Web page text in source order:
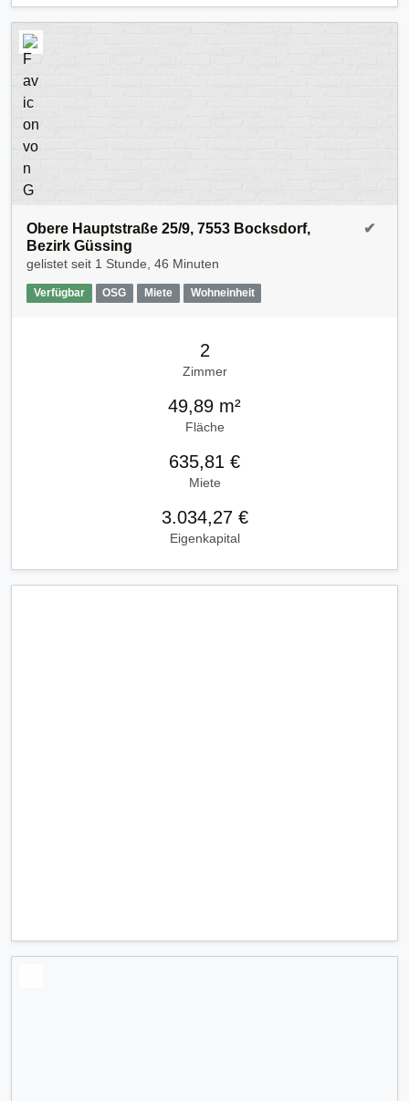
Obere Hauptstraße 25/9, 7553 Bocksdorf,
Bezirk Güssing
gelistet seit 1 Stunde, 46 Minuten
Verfügbar OSG Miete Wohneinheit
✔
2
Zimmer
49,89 m²
Fläche
635,81 €
Miete
3.034,27 €
Eigenkapital